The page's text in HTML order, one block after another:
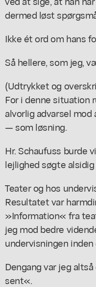
dermed løst
Ikke ét ord om hans
Så hellere, som jeg,
(Udtrykket og
For i denne situation
alvorlig advarsel
— som løsning.
Hr. Schaufuss burde
lejlighed søgte
Teater og hos
Resultatet var
»Information« fra
jeg mod bedre
undervisningen
Dengang var jeg
sent«.